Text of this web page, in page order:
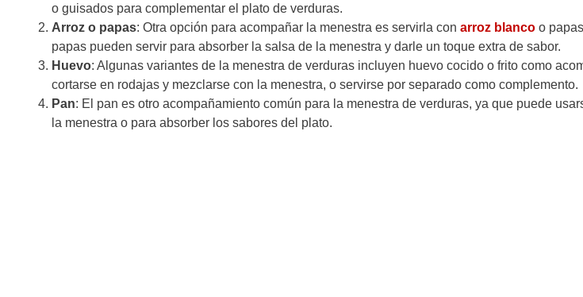
o guisados para complementar el plato de verduras.
Arroz o papas: Otra opción para acompañar la menestra es servirla con arroz blanco o
papas pueden servir para absorber la salsa de la menestra y darle un toque extra de sabor.
Huevo: Algunas variantes de la menestra de verduras incluyen huevo cocido o frito como
cortarse en rodajas y mezclarse con la menestra, o servirse por separado como complemento.
Pan: El pan es otro acompañamiento común para la menestra de verduras, ya que puede
la menestra o para absorber los sabores del plato.